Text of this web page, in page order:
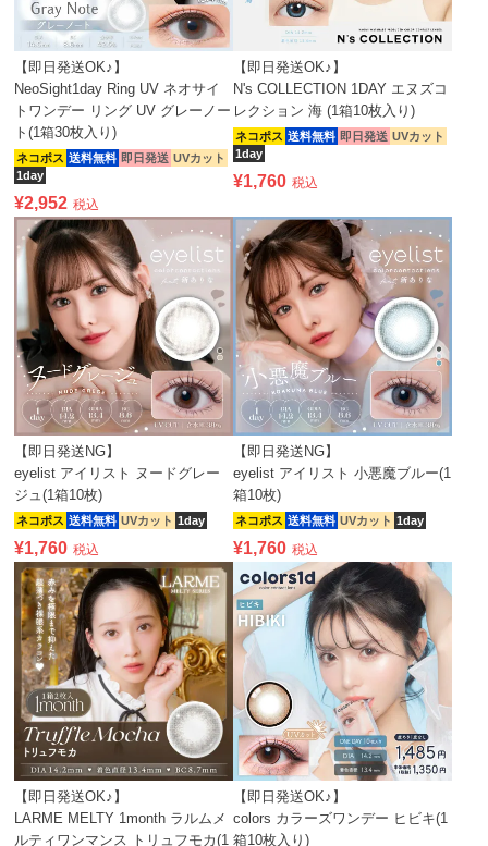
【即日発送OK♪】
NeoSight1day Ring UV ネオサイ
トワンデー リング UV グレーノー
ト(1箱30枚入り)
ネコポス 送料無料 即日発送 UVカット
1day
¥2,952 税込
【即日発送OK♪】
N's COLLECTION 1DAY エヌズコ
レクション 海 (1箱10枚入り)
ネコポス 送料無料 即日発送 UVカット
1day
¥1,760 税込
【即日発送NG】
eyelist アイリスト ヌードグレー
ジュ(1箱10枚)
ネコポス 送料無料 UVカット 1day
¥1,760 税込
【即日発送NG】
eyelist アイリスト 小悪魔ブルー(1
箱10枚)
ネコポス 送料無料 UVカット 1day
¥1,760 税込
【即日発送OK♪】
LARME MELTY 1month ラルムメ
ルティワンマンス トリュフモカ(1
【即日発送OK♪】
colors カラーズワンデー ヒビキ(1
箱10枚入り)